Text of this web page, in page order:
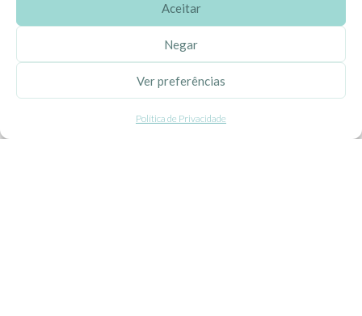
Aceitar
Negar
Ver preferências
Política de Privacidade
Sobre Nós
Propriedade Intelectual
Colaboração com Bloggers